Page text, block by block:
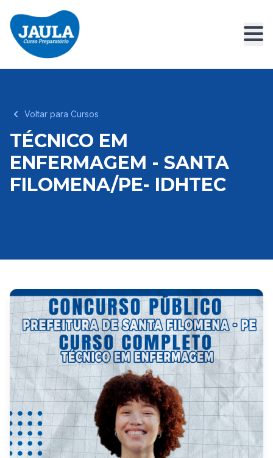
Voltar para Cursos
TÉCNICO EM
ENFERMAGEM - SANTA
FILOMENA/PE- IDHTEC